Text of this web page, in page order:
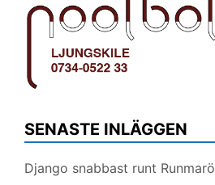
SENASTE INLÄGGEN
Django snabbast runt Runmarö